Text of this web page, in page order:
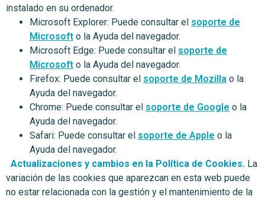
instalado en su ordenador.
Microsoft Explorer: Puede consultar el soporte de
Microsoft o la Ayuda del navegador.
Microsoft Edge: Puede consultar el soporte de
Microsoft o la Ayuda del navegador.
Firefox: Puede consultar el soporte de Mozilla o la
Ayuda del navegador.
Chrome: Puede consultar el soporte de Google o la
Ayuda del navegador.
Safari: Puede consultar el soporte de Apple o la
Ayuda del navegador.
Actualizaciones y cambios en la Política de Cookies. La
variación de las cookies que aparezcan en esta web puede
no estar relacionada con la gestión y el mantenimiento de la